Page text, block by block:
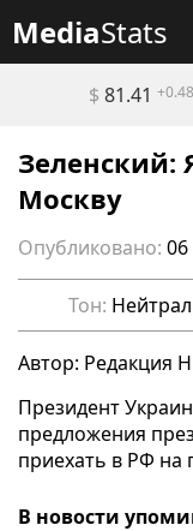
MediaStats
$ 81.41 +0.48
Зеленский:
Москву
Опубликовано: 06
Тон:
Автор: Редакция
Президент
предложения
приехать в РФ на
В новости